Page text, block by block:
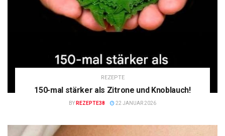
REZEPTE
150-mal stärker als Zitrone und Knoblauch!
BY REZEPTE38 22 JANUAR 2026